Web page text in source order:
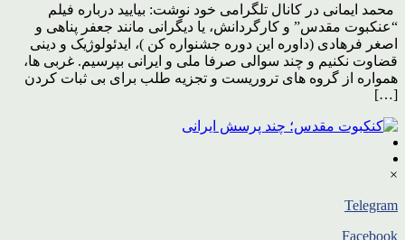
محمد ایمانی در کانال تلگرامی خود نوشت: بیایید درباره فیلم
“عنکبوت مقدس” و کارگردانش، یا دیگرانی مانند جعفر پناهی و
اصغر فرهادی (داوره این دوره جشنواره کن )، ایدئولوژیک و دینی
قضاوت نکنیم و چند سوالی صرفا ملی و ایرانی بپرسیم. غربی ها،
همواره از گروه های تروریست و تجزیه طلب برای بی ثبات کردن
[…]
×
Telegram
Facebook